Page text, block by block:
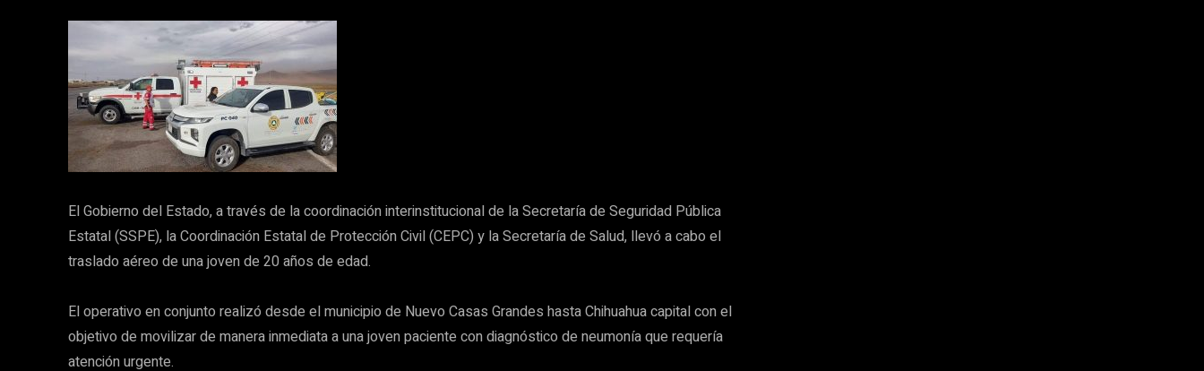
El Gobierno del Estado, a través de la coordinación interinstitucional de la Secretaría de Seguridad Pública
Estatal (SSPE), la Coordinación Estatal de Protección Civil (CEPC) y la Secretaría de Salud, llevó a cabo el
traslado aéreo de una joven de 20 años de edad.
El operativo en conjunto realizó desde el municipio de Nuevo Casas Grandes hasta Chihuahua capital con el
objetivo de movilizar de manera inmediata a una joven paciente con diagnóstico de neumonía que requería
atención urgente.